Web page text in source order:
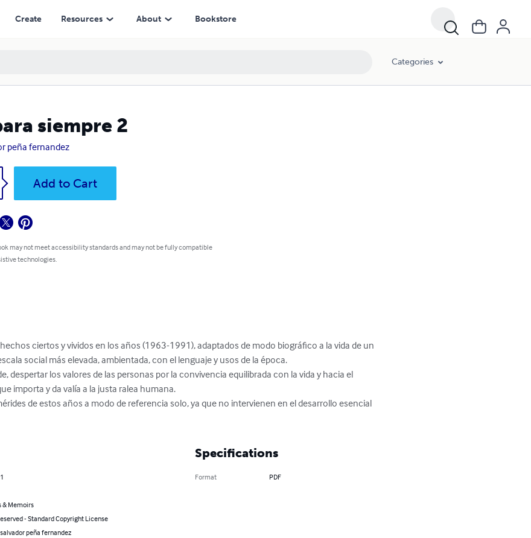
Create Resources About Bookstore
Categories
siempre 2
peña fernandez
Add to Cart
may not meet accessibility standards and may not be fully compatible
technologies.
ciertos y vividos en los años (1963-1991), adaptados de modo biográfico a la vida de un
social más elevada, ambientada, con el lenguaje y usos de la época.
despertar los valores de las personas por la convivencia equilibrada con la vida y hacia el
importa y da valía a la justa ralea humana.
de estos años a modo de referencia solo, ya que no intervienen en el desarrollo esencial
& Memoirs
- Standard Copyright License
peña fernandez
Specifications
Format PDF